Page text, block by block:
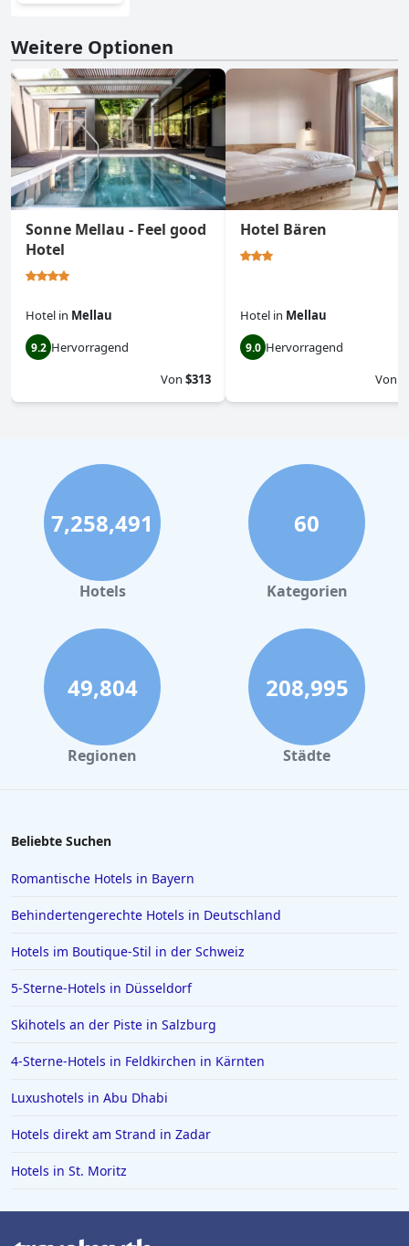
Weitere Optionen
Sonne Mellau - Feel good
Hotel
Hotel in Mellau
9.2 Hervorragend
Von $313
Hotel Bären
Hotel in Mellau
9.0 Hervorragend
Von
7,258,491
Hotels
60
Kategorien
49,804
Regionen
208,995
Städte
Beliebte Suchen
Romantische Hotels in Bayern
Behindertengerechte Hotels in Deutschland
Hotels im Boutique-Stil in der Schweiz
5-Sterne-Hotels in Düsseldorf
Skihotels an der Piste in Salzburg
4-Sterne-Hotels in Feldkirchen in Kärnten
Luxushotels in Abu Dhabi
Hotels direkt am Strand in Zadar
Hotels in St. Moritz